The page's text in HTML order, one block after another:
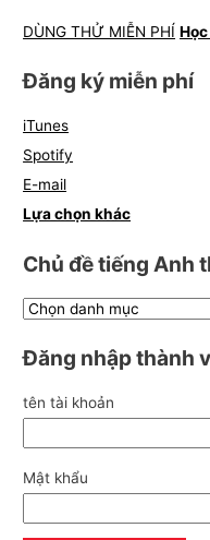
DÙNG THỬ MIỄN PHÍ
Đăng ký miễn phí
iTunes
Spotify
E-mail
Lựa chọn khác
Chủ đề tiếng Anh
Đăng nhập thành
tên tài khoản
Mật khẩu